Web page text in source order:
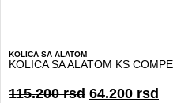
KOLICA SA ALATOM
KOLICA SA ALATOM KS
115.200rsd 64.200 rsd